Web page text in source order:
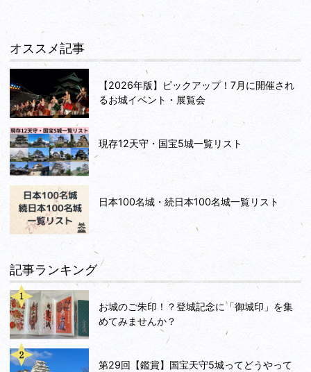
オススメ記事
【2026年版】ピックアップ！7月に開催され
るお城イベント・展覧会
現存12天守・国宝5城一覧リスト
日本100名城・続日本100名城一覧リスト
記事ランキング
お城のご朱印！？登城記念に「御城印」を集
めてみませんか？
第29回【鑑賞】国宝天守5城ってどうやって